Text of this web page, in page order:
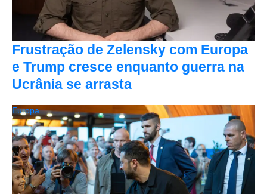
Frustração de Zelensky com Europa
e Trump cresce enquanto guerra na
Ucrânia se arrasta
Europa